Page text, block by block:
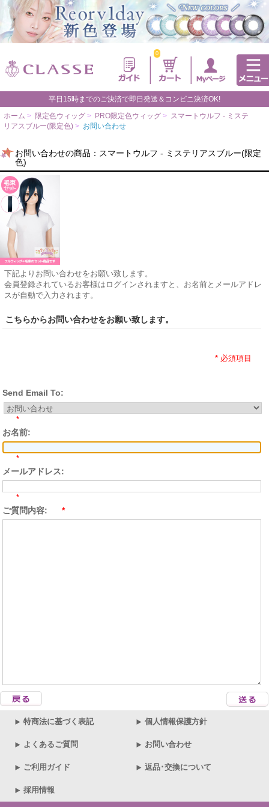
0
平日15時までのご決済で即日発送＆コンビニ決済OK!
ホーム > 限定色ウィッグ > PRO限定色ウィッグ > スマートウルフ - ミステ
リアスブルー(限定色) > お問い合わせ
お問い合わせの商品：スマートウルフ - ミステリアスブルー(限定
色)
下記よりお問い合わせをお願い致します。
会員登録されているお客様はログインされますと、お名前とメールアドレ
スが自動で入力されます。
こちらからお問い合わせをお願い致します。
* 必須項目
Send Email To:
*
お名前:
*
メールアドレス:
*
ご質問内容: *
特商法に基づく表記 個人情報保護方針
よくあるご質問 お問い合わせ
ご利用ガイド 返品･交換について
採用情報